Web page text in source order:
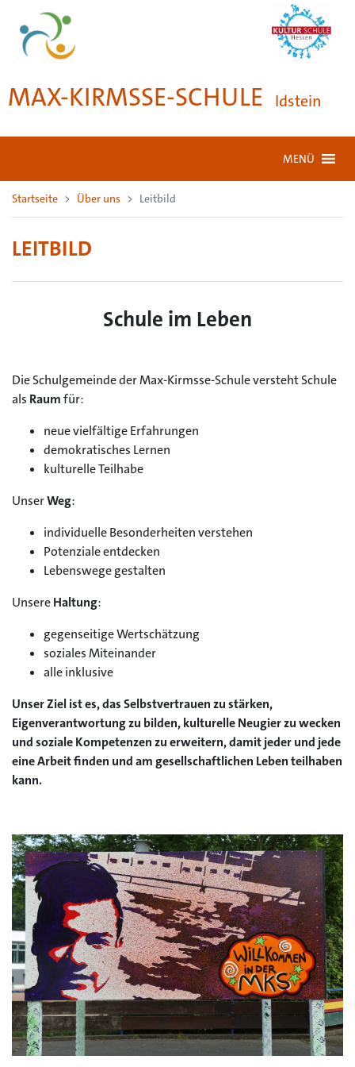
MAX-KIRMSSE-SCHULE Idstein
MENÜ
Startseite Über uns Leitbild
LEITBILD
Schule im Leben
Die Schulgemeinde der Max-Kirmsse-Schule versteht Schule
als Raumfür:
neue vielfältige Erfahrungen
demokratisches Lernen
kulturelle Teilhabe
UnserWeg:
individuelle Besonderheiten verstehen
Potenziale entdecken
Lebenswege gestalten
UnsereHaltung:
gegenseitige Wertschätzung
soziales Miteinander
alle inklusive
Unser Ziel ist es, das Selbstvertrauen zu stärken,
Eigenverantwortung zu bilden, kulturelle Neugier zu wecken
und soziale Kompetenzen zu erweitern, damit jeder und jede
eine Arbeit finden und am gesellschaftlichen Leben teilhaben
kann.